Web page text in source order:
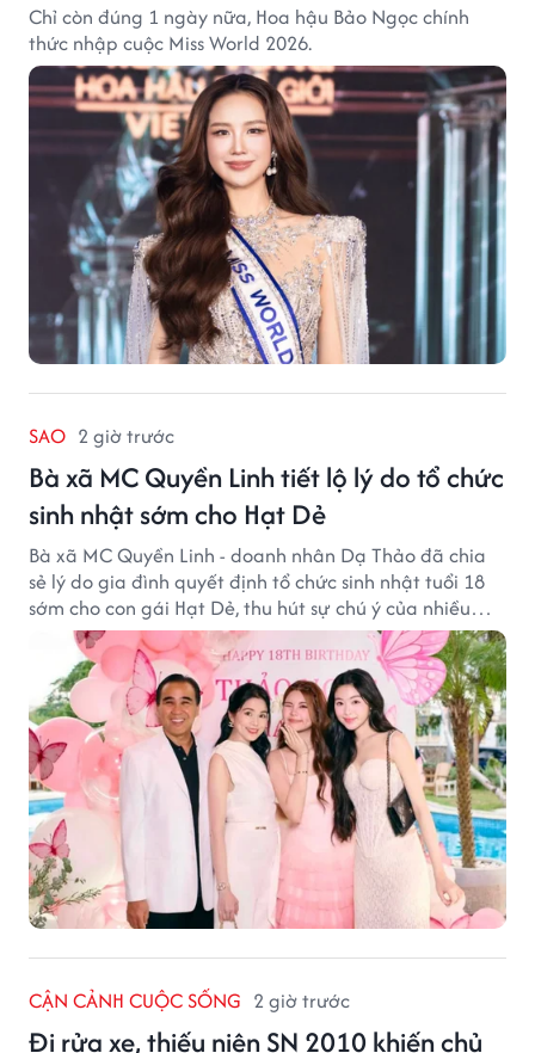
Chỉ còn đúng 1 ngày nữa, Hoa hậu Bảo Ngọc chính
thức nhập cuộc Miss World 2026.
SAO 2 giờ trước
Bà xã MC Quyền Linh tiết lộ lý do tổ chức
sinh nhật sớm cho Hạt Dẻ
Bà xã MC Quyền Linh - doanh nhân Dạ Thảo đã chia
sẻ lý do gia đình quyết định tổ chức sinh nhật tuổi 18
sớm cho con gái Hạt Dẻ, thu hút sự chú ý của nhiều
người hâm mộ.
CẬN CẢNH CUỘC SỐNG 2 giờ trước
Đi rửa xe, thiếu niên SN 2010 khiến chủ